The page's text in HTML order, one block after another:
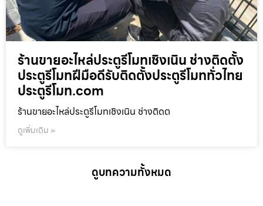
ร้านขายอะไหล่ประตูรีโมทเชิงเนิน ช่างติดตั้ง
ประตูรีโมทฝีมือดีรับติดตั้งประตูรีโมททั่วไทย
ประตูรีโมท.com
ร้านขายอะไหล่ประตูรีโมทเชิงเนิน ช่างติดต
ดูเพิ่มเติม »
ดูบทความทั้งหมด